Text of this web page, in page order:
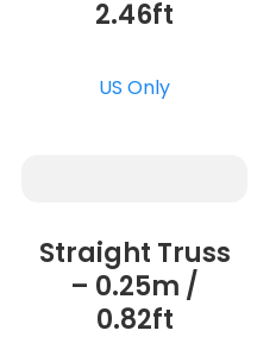
2.46ft
US Only
Straight Truss
– 0.25m /
0.82ft